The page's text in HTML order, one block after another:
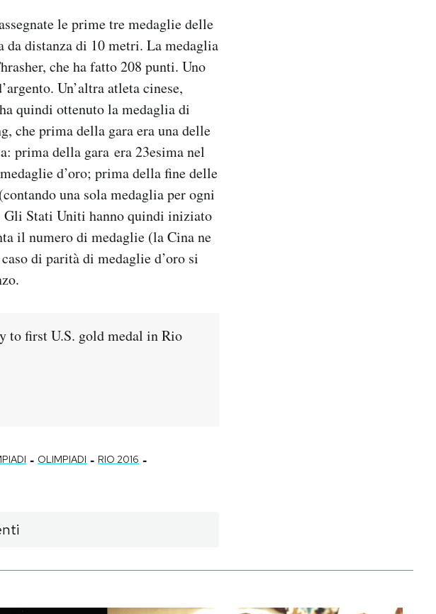
le prime tre medaglie delle
distanza di 10 metri. La medaglia
che ha fatto 208 punti. Uno
Un’altra atleta cinese,
quindi ottenuto la medaglia di
che prima della gara era una delle
prima della gara era 23esima nel
d’oro; prima della fine delle
una sola medaglia per ogni
Gli Stati Uniti hanno quindi iniziato
il numero di medaglie (la Cina ne
di parità di medaglie d’oro si
to first U.S. gold medal in Rio
- OLIMPIADI - RIO 2016 -